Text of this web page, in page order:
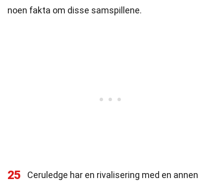
noen fakta om disse samspillene.
25
Ceruledge har en rivalisering med en annen